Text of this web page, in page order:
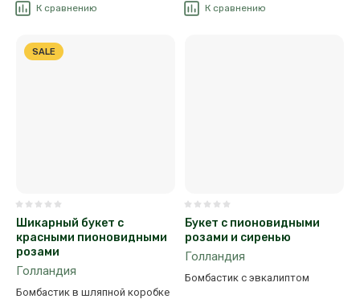
К сравнению К сравнению
SALE
Шикарный букет с
красными пионовидными
розами
Голландия
Бомбастик в шляпной коробке
Букет с пионовидными
розами и сиренью
Голландия
Бомбастик с эвкалиптом